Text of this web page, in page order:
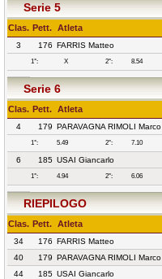
Serie 5
Clas. Pett. Atleta
3 176 FARRIS Matteo
1°: X 2°: 8.54
Serie 6
Clas. Pett. Atleta
4 179 PARAVAGNA RIMOLI Marco
1°: 5.49 2°: 7.10
6 185 USAI Giancarlo
1°: 4.94 2°: 6.06
RIEPILOGO
Clas. Pett. Atleta
34 176 FARRIS Matteo
40
179 PARAVAGNA RIMOLI Marco
44
185 USAI Giancarlo